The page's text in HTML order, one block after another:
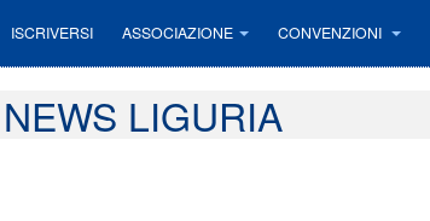
ISCRIVERSI ASSOCIAZIONE CONVENZIONI
NEWS LIGURIA